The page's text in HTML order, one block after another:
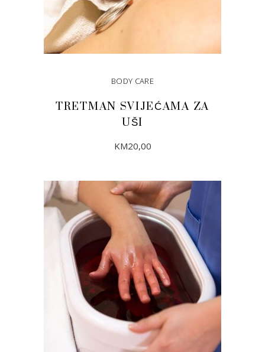
BODY CARE
TRETMAN SVIJEĆAMA ZA
UŠI
KM20,00
DODAJ U KORPU